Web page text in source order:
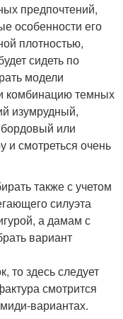
предпочтений,
особенности его
плотностью,
сидеть по
модели
комбинацию темных
изумрудный,
или
и смотреться очень
также с учетом
силуэта
а дамам с
вариант
то здесь следует
смотрится
вариантах.